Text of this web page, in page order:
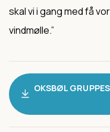
skal vi i gang med få
vindmølle.”
OKSBØL